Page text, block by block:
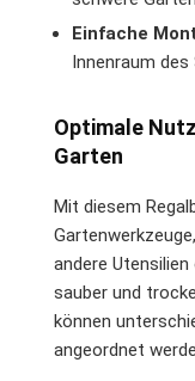
Einfache
Innenraum
Optimale
Garten
Mit diesem
andere
sauber und
können
angeordnet